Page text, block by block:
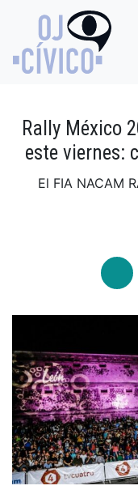
Rally México
este viernes:
El FIA NACAM